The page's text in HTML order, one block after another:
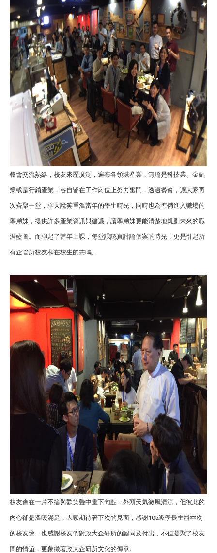
餐會交流熱絡，校友來歷廣泛，遍布各領域產業，無論是科技業、金融
業或是行銷產業，各自皆在工作崗位上努力奮鬥，透過餐會，讓大家再
次齊聚一堂，聊天說笑重溫當年的學生時光，同時也為準備進入職場的
學弟妹，提供許多產業資訊與建議，讓學弟妹更能清楚地規劃未來的職
涯藍圖。而聊起了當年上課，每堂課認真討論個案的時光，更是引起所
有企管所校友和在校生的共鳴。
校友會在一片不捨與歡笑聲中畫下句點，外頭天氣微風清涼，但彼此的
內心卻是溫暖滿足，大家期待著下次的見面，感謝105級學長主辦本次
的校友會，也感謝校友們對政大企研所的認同及付出，不但凝聚了校友
間的情誼，更象徵著政大企研所文化的傳承。